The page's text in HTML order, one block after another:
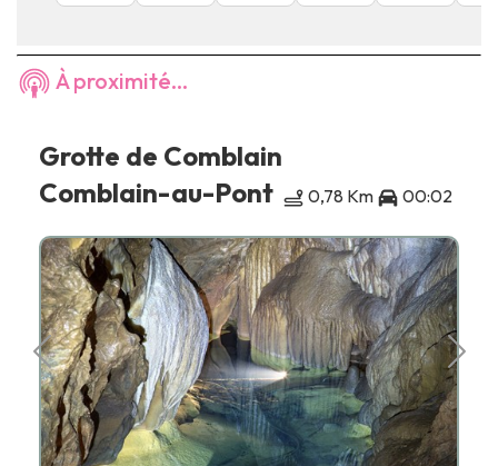
À proximité...
Grotte de Comblain
Comblain-au-Pont
0,78 Km 00:02